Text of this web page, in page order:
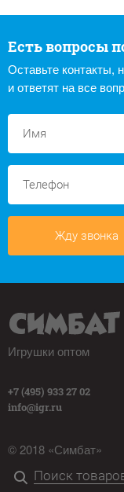
Есть вопросы
Оставьте
и ответят на все
Жду звонка
Игрушки оптом
+7 (495) 933 27 02
info@igr.ru
© 2018 «Симбат»